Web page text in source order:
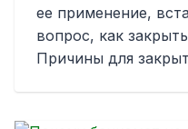
ее применение,
вопрос, как
Причины для